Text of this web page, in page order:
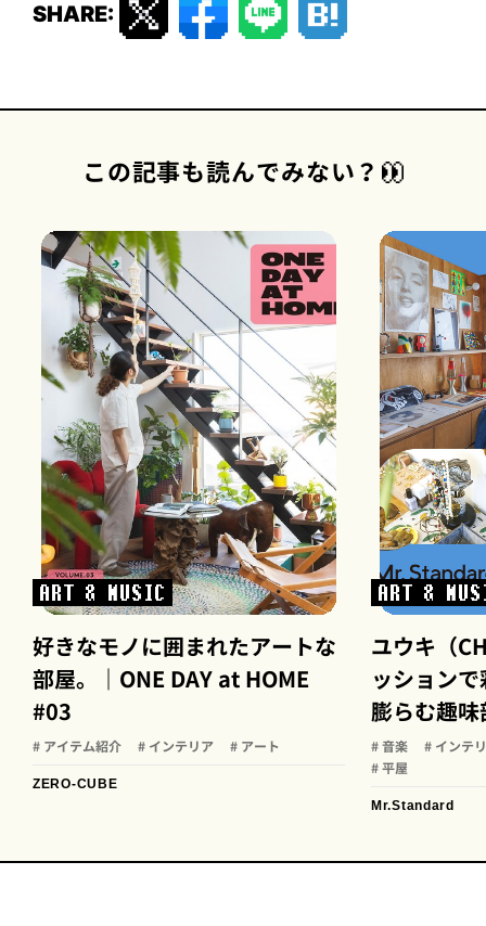
SHARE:
この記事も読んでみない？
ART & MUSIC
好きなモノに囲まれたアートな
部屋。｜ONE DAY at HOME
#03
# アイテム紹介 # インテリア # アート
ZERO-CUBE
ART &
ユウキ（
ッション
膨らむ趣
# 音楽
# インテ
# 平屋
Mr.Standard